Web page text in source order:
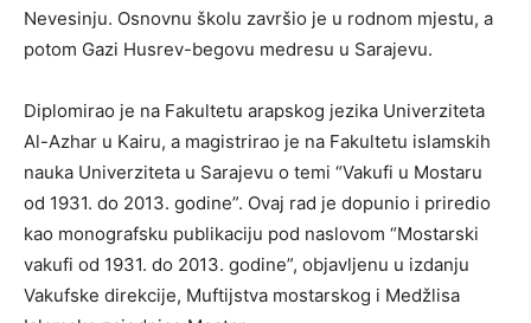
Nevesinju. Osnovnu školu završio je u rodnom mjestu, a
potom Gazi Husrev-begovu medresu u Sarajevu.
Diplomirao je na Fakultetu arapskog jezika Univerziteta
Al-Azhar u Kairu, a magistrirao je na Fakultetu islamskih
nauka Univerziteta u Sarajevu o temi “Vakufi u Mostaru
od 1931. do 2013. godine”. Ovaj rad je dopunio i priredio
kao monografsku publikaciju pod naslovom “Mostarski
vakufi od 1931. do 2013. godine”, objavljenu u izdanju
Vakufske direkcije, Muftijstva mostarskog i Medžlisa